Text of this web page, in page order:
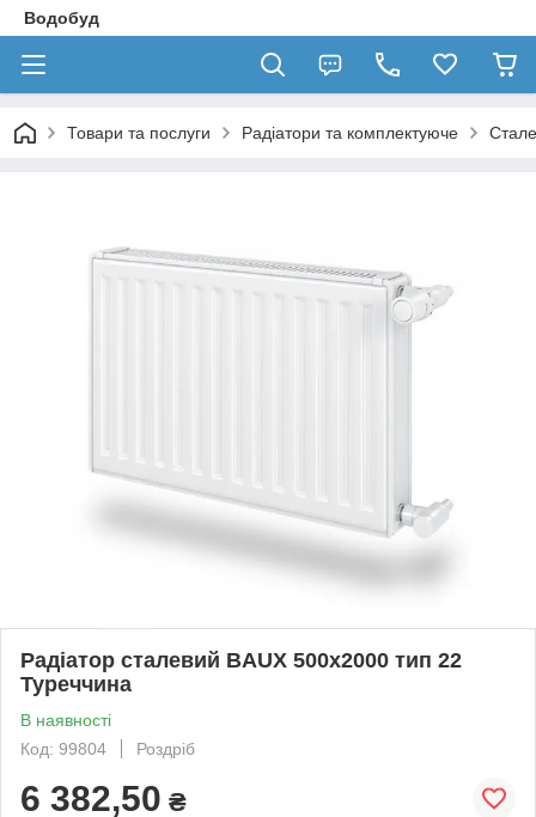
Водобуд
Товари та послуги Радіатори та комплектуюче
Радіатор сталевий BAUX 500x2000 тип 22
Туреччина
В наявності
Код: 99804
Роздріб
6 382,50 ₴